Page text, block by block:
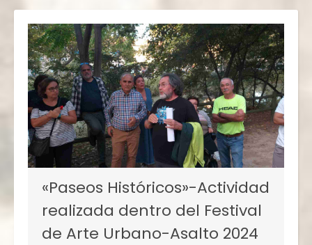
«Paseos Históricos»-Actividad
realizada dentro del Festival
de Arte Urbano-Asalto 2024